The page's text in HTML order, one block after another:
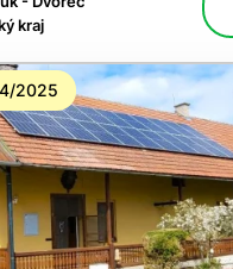
kraj
2025